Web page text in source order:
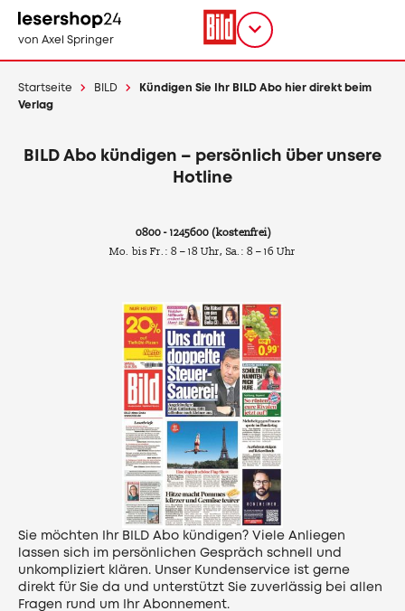
zum
Inhalt
von Axel Springer
Titel
Startseite BILD
Kündigen Sie Ihr BILD Abo hier direkt beim
Verlag
BILD Abo kündigen – persönlich über unsere
Hotline
0800 - 1245600 (kostenfrei)
Mo. bis Fr.: 8 – 18 Uhr, Sa.: 8 – 16 Uhr
Sie möchten Ihr BILD Abo kündigen? Viele Anliegen
lassen sich im persönlichen Gespräch schnell und
unkompliziert klären. Unser Kundenservice ist gerne
direkt für Sie da und unterstützt Sie zuverlässig bei allen
Fragen rund um Ihr Abonnement.